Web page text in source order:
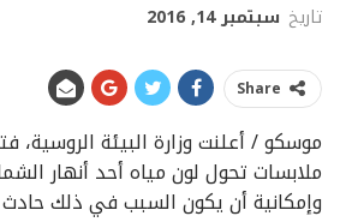
تاريخ سبتمبر 14, 2016
Share
موسكو / أعلنت وزارة البيئة الروسية،
ملابسات تحول لون مياه أحد أنهار
وإمكانية أن يكون السبب في ذلك